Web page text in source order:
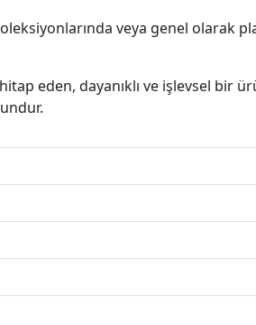
veya genel olarak
eden, dayanıklı ve işlevsel bir